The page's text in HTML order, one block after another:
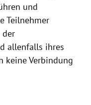
und
Teilnehmer
der
allenfalls ihres
keine Verbindung